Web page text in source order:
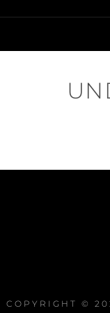
COPYRIGHT ©